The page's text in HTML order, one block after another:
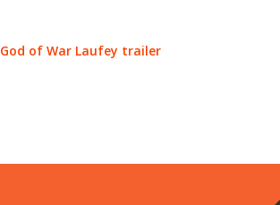
God of War Laufey trailer